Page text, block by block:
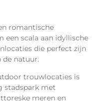
romantische
scala aan idyllische
die perfect zijn
de natuur.
trouwlocaties is
stadspark met
meren en